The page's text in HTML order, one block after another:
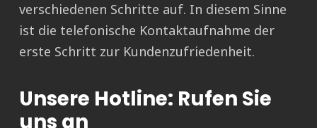
verschiedenen Schritte auf. In diesem Sinne
ist die telefonische Kontaktaufnahme der
erste Schritt zur Kundenzufriedenheit.
Unsere Hotline: Rufen Sie
uns an